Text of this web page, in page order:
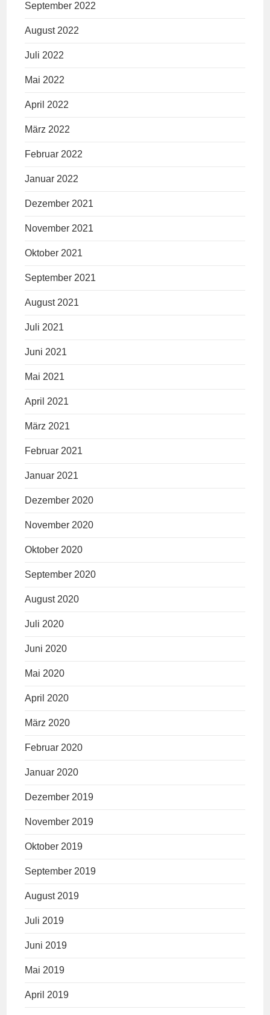
September 2022
August 2022
Juli 2022
Mai 2022
April 2022
März 2022
Februar 2022
Januar 2022
Dezember 2021
November 2021
Oktober 2021
September 2021
August 2021
Juli 2021
Juni 2021
Mai 2021
April 2021
März 2021
Februar 2021
Januar 2021
Dezember 2020
November 2020
Oktober 2020
September 2020
August 2020
Juli 2020
Juni 2020
Mai 2020
April 2020
März 2020
Februar 2020
Januar 2020
Dezember 2019
November 2019
Oktober 2019
September 2019
August 2019
Juli 2019
Juni 2019
Mai 2019
April 2019